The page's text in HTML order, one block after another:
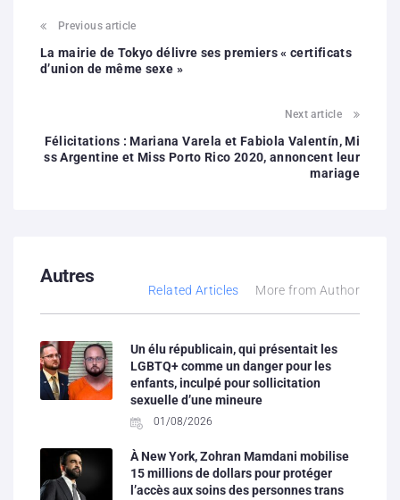
Previous article
La mairie de Tokyo délivre ses premiers « certificats
d’union de même sexe »
Next article
Félicitations : Mariana Varela et Fabiola Valentín, Mi
ss Argentine et Miss Porto Rico 2020, annoncent leur
mariage
Autres
Related Articles More from Author
Un élu républicain, qui présentait les
LGBTQ+ comme un danger pour les
enfants, inculpé pour sollicitation
sexuelle d’une mineure
01/08/2026
À New York, Zohran Mamdani mobilise
15 millions de dollars pour protéger
l’accès aux soins des personnes trans